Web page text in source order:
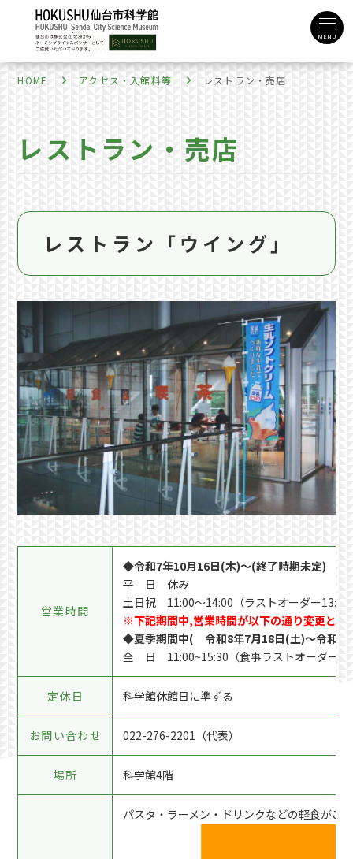
MENU
HOME アクセス・入館料等 レストラン・売店
レストラン・売店
レストラン「ウイング」
営業時間
◆令和7年10月16日(木)～(終了時期未定)
平 日 休み
土日祝 11:00～14:00（ラストオーダー13:30
※下記期間中,営業時間が以下の通り変更とな
◆夏季期間中( 令和8年7月18日(土)～令和8
全 日 11:00~15:30（食事ラストオーダー
定休日 科学館休館日に準ずる
お問い合わせ 022-276-2201（代表）
場所 科学館4階
パスタ・ラーメン・ドリンクなどの軽食がご